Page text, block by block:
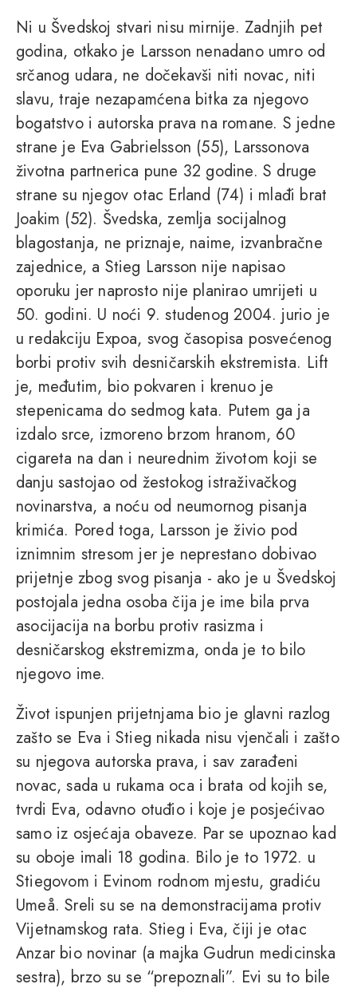
Ni u Švedskoj stvari nisu mirnije. Zadnjih pet
godina, otkako je Larsson nenadano umro od
srčanog udara, ne dočekavši niti novac, niti
slavu, traje nezapamćena bitka za njegovo
bogatstvo i autorska prava na romane. S jedne
strane je Eva Gabrielsson (55), Larssonova
životna partnerica pune 32 godine. S druge
strane su njegov otac Erland (74) i mlađi brat
Joakim (52). Švedska, zemlja socijalnog
blagostanja, ne priznaje, naime, izvanbračne
zajednice, a Stieg Larsson nije napisao
oporuku jer naprosto nije planirao umrijeti u
50. godini. U noći 9. studenog 2004. jurio je
u redakciju Expoa, svog časopisa posvećenog
borbi protiv svih desničarskih ekstremista. Lift
je, međutim, bio pokvaren i krenuo je
stepenicama do sedmog kata. Putem ga ja
izdalo srce, izmoreno brzom hranom, 60
cigareta na dan i neurednim životom koji se
danju sastojao od žestokog istraživačkog
novinarstva, a noću od neumornog pisanja
krimića. Pored toga, Larsson je živio pod
iznimnim stresom jer je neprestano dobivao
prijetnje zbog svog pisanja - ako je u Švedskoj
postojala jedna osoba čija je ime bila prva
asocijacija na borbu protiv rasizma i
desničarskog ekstremizma, onda je to bilo
njegovo ime.
Život ispunjen prijetnjama bio je glavni razlog
zašto se Eva i Stieg nikada nisu vjenčali i zašto
su njegova autorska prava, i sav zarađeni
novac, sada u rukama oca i brata od kojih se,
tvrdi Eva, odavno otuđio i koje je posjećivao
samo iz osjećaja obaveze. Par se upoznao kad
su oboje imali 18 godina. Bilo je to 1972. u
Stiegovom i Evinom rodnom mjestu, gradiću
Umeå. Sreli su se na demonstracijama protiv
Vijetnamskog rata. Stieg i Eva, čiji je otac
Anzar bio novinar (a majka Gudrun medicinska
sestra), brzo su se “prepoznali”. Evi su to bile